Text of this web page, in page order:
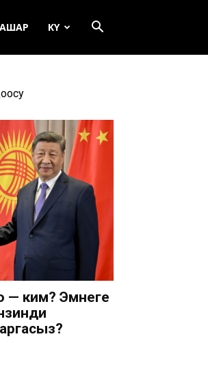
АШАР KY
— ким? Эмнеге
аргасыз?